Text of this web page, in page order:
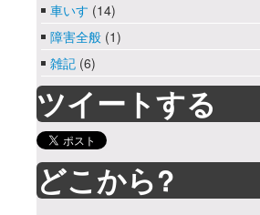
車いす (14)
障害全般 (1)
雑記 (6)
ツイートする
どこから?